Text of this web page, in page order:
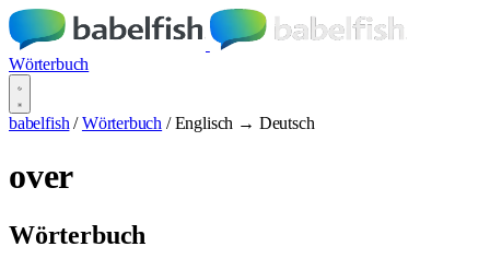
Wörterbuch
babelfish / Wörterbuch / Englisch → Deutsch
over
Wörterbuch